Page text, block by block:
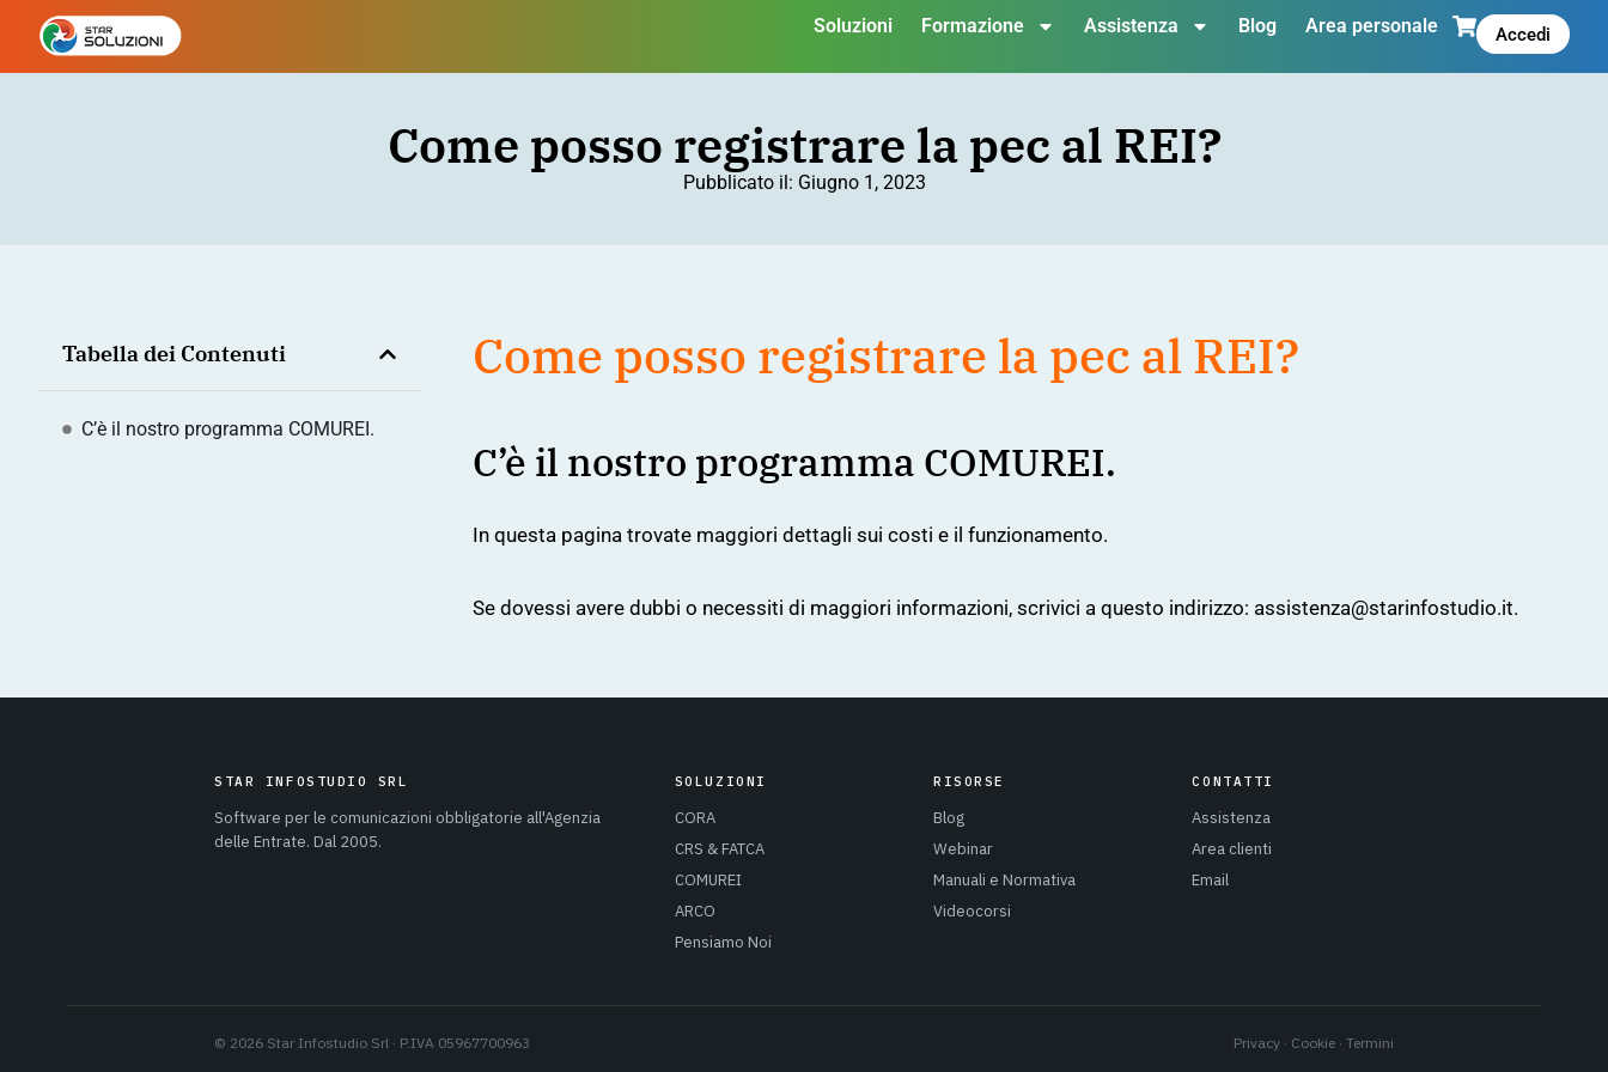
Soluzioni Formazione Assistenza Blog Area personale Accedi
Come posso registrare la pec al REI?
Pubblicato il: Giugno 1, 2023
Tabella dei Contenuti
C’è il nostro programma COMUREI.
Come posso registrare la pec al REI?
C’è il nostro programma COMUREI.
In questa pagina trovate maggiori dettagli sui costi e il funzionamento.
Se dovessi avere dubbi o necessiti di maggiori informazioni, scrivici a questo indirizzo: assistenza@starinfostudio.it.
STAR INFOSTUDIO SRL
Software per le comunicazioni obbligatorie all'Agenzia
delle Entrate. Dal 2005.
SOLUZIONI
CORA
CRS & FATCA
COMUREI
ARCO
Pensiamo Noi
RISORSE
Blog
Webinar
Manuali e Normativa
Videocorsi
CONTATTI
Assistenza
Area clienti
Email
© 2026 Star Infostudio Srl · P.IVA 05967700963 Privacy· Cookie· Termini